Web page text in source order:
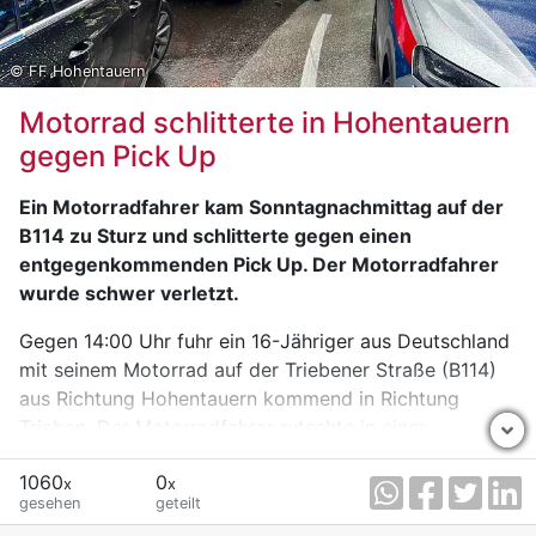
© FF Hohentauern
Motorrad schlitterte in Hohentauern
gegen Pick Up
Ein Motorradfahrer kam Sonntagnachmittag auf der
B114 zu Sturz und schlitterte gegen einen
entgegenkommenden Pick Up. Der Motorradfahrer
wurde schwer verletzt.
Gegen 14:00 Uhr fuhr ein 16-Jähriger aus Deutschland
mit seinem Motorrad auf der Triebener Straße (B114)
aus Richtung Hohentauern kommend in Richtung
Trieben. Der Motorradfahrer rutschte in einer
Rechtskurve offenbar aufgrund nasser Fahrbahn und
nicht angepasster Fahrgeschwindigkeit aus und kam
zu Sturz. Dabei schlitterte er gegen einen
1060x
gesehen
0x
geteilt